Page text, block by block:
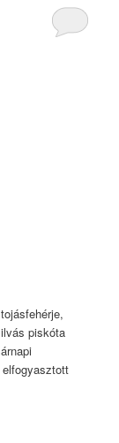
piskóta